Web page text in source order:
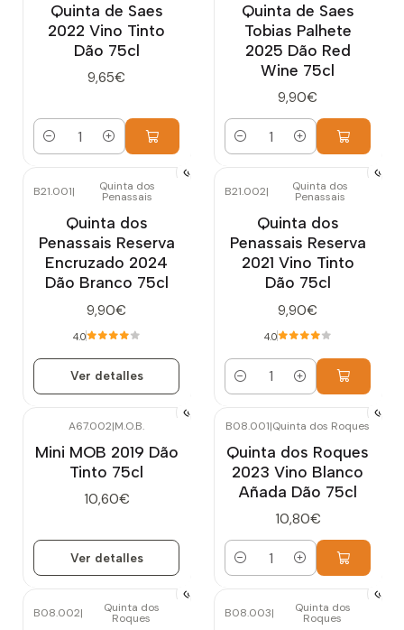
Quinta de Saes
2022 Vino Tinto
Dão 75cl
9,65€
Cantidad
Quinta de Saes
Tobias Palhete
2025 Dão Red
Wine 75cl
9,90€
Cantidad
Agotado
B21.001| Quinta dos
Penassais
Quinta dos
Penassais Reserva
Encruzado 2024
Dão Branco 75cl
9,90€
4.0
Ver detalles
B21.002| Quinta dos
Penassais
Quinta dos
Penassais Reserva
2021 Vino Tinto
Dão 75cl
9,90€
4.0
Cantidad
A67.002|M.O.B.
Mini MOB 2019 Dão
Tinto 75cl
10,60€
Ver detalles
B08.001|Quinta dos Roques
Quinta dos Roques
2023 Vino Blanco
Añada Dão 75cl
10,80€
Cantidad
B08.002| Quinta dos
Roques B08.003| Quinta dos
Roques